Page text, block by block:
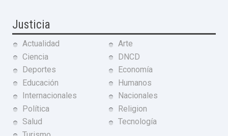
Justicia
Actualidad
Arte
Ciencia
DNCD
Deportes
Economía
Educación
Humanos
Internacionales
Nacionales
Política
Religion
Salud
Tecnología